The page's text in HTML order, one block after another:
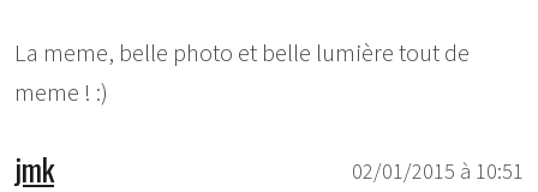
La meme, belle photo et belle lumière tout de
meme ! :)
02/01/2015 à 10:51
jmk